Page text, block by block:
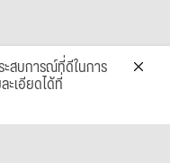
สบการณ์ที่ดีในการ
เอียดได้ที่